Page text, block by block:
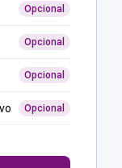
Opcional
Opcional
Opcional
Opcional